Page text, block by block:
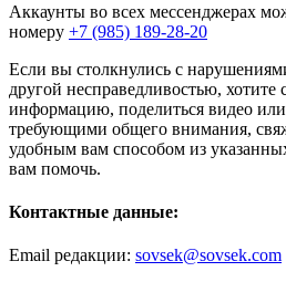
Аккаунты во всех мессенджерах
номеру +7 (985) 189-28-20
Если вы столкнулись с
другой несправедливостью,
информацию, поделиться видео
требующими общего внимания,
удобным вам способом из
вам помочь.
Контактные данные:
Email редакции: sovsek@sovsek.com